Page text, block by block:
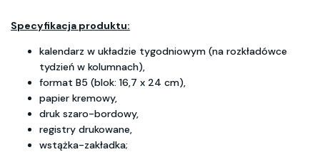
Specyfikacja produktu:
kalendarz w układzie tygodniowym (na rozkładówce
tydzień w kolumnach),
format B5 (blok: 16,7 x 24 cm),
papier kremowy,
druk szaro-bordowy,
registry drukowane,
wstążka-zakładka;